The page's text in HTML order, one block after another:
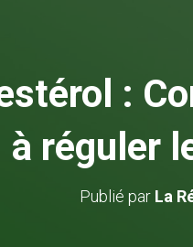
:
à réguler
Publié par La